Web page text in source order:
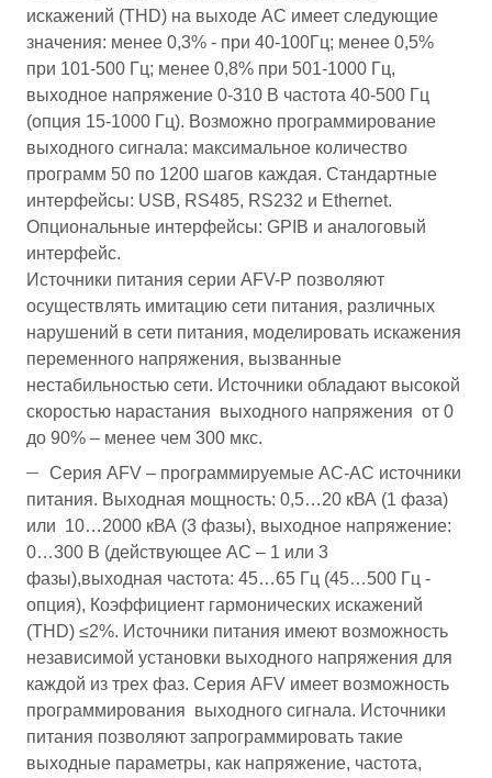
искажений (THD) на выходе AC имеет следующие
значения: менее 0,3% - при 40-100Гц; менее 0,5%
при 101-500 Гц; менее 0,8% при 501-1000 Гц,
выходное напряжение 0-310 В частота 40-500 Гц
(опция 15-1000 Гц). Возможно программирование
выходного сигнала: максимальное количество
программ 50 по 1200 шагов каждая. Стандартные
интерфейсы: USB, RS485, RS232 и Ethernet.
Опциональные интерфейсы: GPIB и аналоговый
интерфейс.
Источники питания серии AFV-P позволяют
осуществлять имитацию сети питания, различных
нарушений в сети питания, моделировать искажения
переменного напряжения, вызванные
нестабильностью сети. Источники обладают высокой
скоростью нарастания выходного напряжения от 0
до 90% – менее чем 300 мкс.
Серия AFV – программируемые АС-АС источники
питания. Выходная мощность: 0,5…20 кВА (1 фаза)
или 10…2000 кВА (3 фазы), выходное напряжение:
0…300 В (действующее AC – 1 или 3
фазы),выходная частота: 45…65 Гц (45…500 Гц -
опция), Коэффициент гармонических искажений
(THD) ≤2%. Источники питания имеют возможность
независимой установки выходного напряжения для
каждой из трех фаз. Серия AFV имеет возможность
программирования выходного сигнала. Источники
питания позволяют запрограммировать такие
выходные параметры, как напряжение, частота,